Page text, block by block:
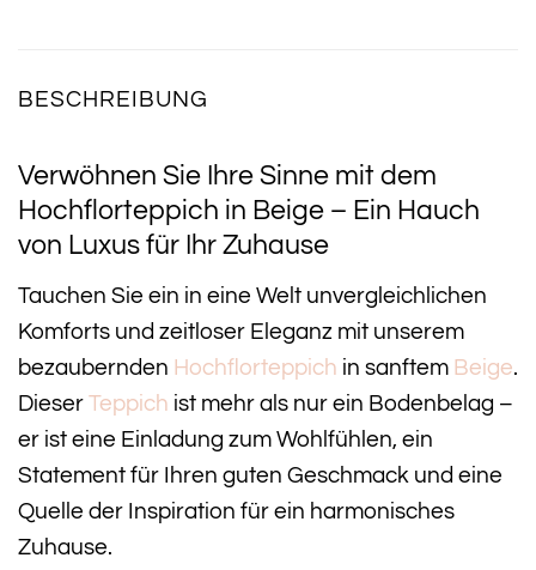
BESCHREIBUNG
Verwöhnen Sie Ihre Sinne mit dem
Hochflorteppich in Beige – Ein Hauch
von Luxus für Ihr Zuhause
Tauchen Sie ein in eine Welt unvergleichlichen
Komforts und zeitloser Eleganz mit unserem
bezaubernden Hochflorteppich in sanftem Beige.
Dieser Teppich ist mehr als nur ein Bodenbelag –
er ist eine Einladung zum Wohlfühlen, ein
Statement für Ihren guten Geschmack und eine
Quelle der Inspiration für ein harmonisches
Zuhause.